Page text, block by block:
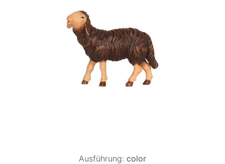
Ausführung: color